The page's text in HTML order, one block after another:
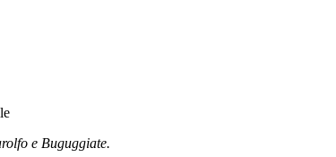
e Buguggiate.